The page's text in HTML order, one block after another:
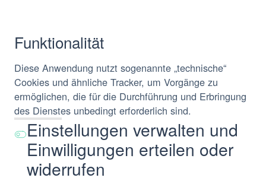
Funktionalität
Diese Anwendung nutzt sogenannte „technische“
Cookies und ähnliche Tracker, um Vorgänge zu
ermöglichen, die für die Durchführung und Erbringung
des Dienstes unbedingt erforderlich sind.
Einstellungen verwalten und
Einwilligungen erteilen oder
widerrufen